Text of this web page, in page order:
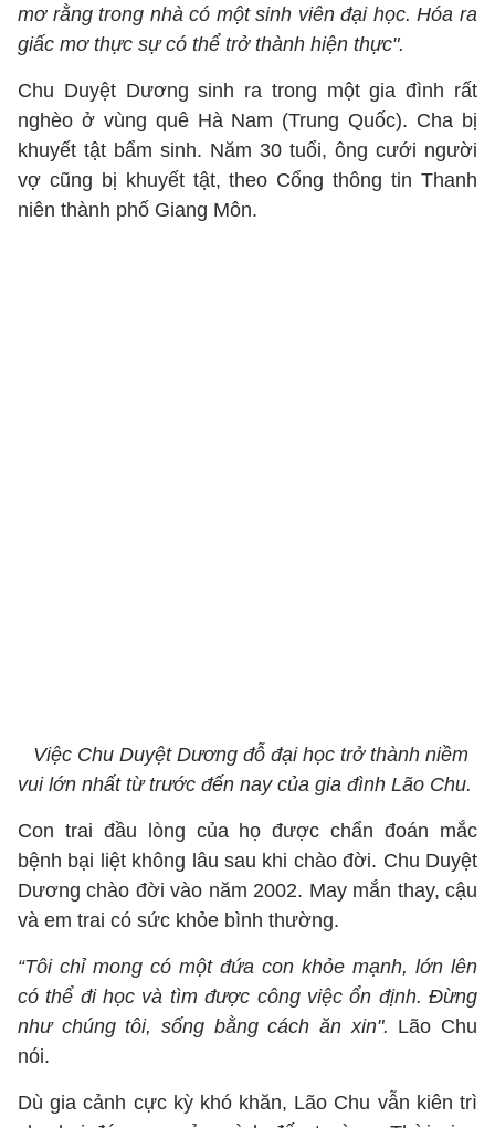
mơ rằng trong nhà có một sinh viên đại học. Hóa ra
giấc mơ thực sự có thể trở thành hiện thực".
Chu Duyệt Dương sinh ra trong một gia đình rất
nghèo ở vùng quê Hà Nam (Trung Quốc). Cha bị
khuyết tật bẩm sinh. Năm 30 tuổi, ông cưới người
vợ cũng bị khuyết tật, theo Cổng thông tin Thanh
niên thành phố Giang Môn.
Việc Chu Duyệt Dương đỗ đại học trở thành niềm
vui lớn nhất từ trước đến nay của gia đình Lão Chu.
Con trai đầu lòng của họ được chẩn đoán mắc
bệnh bại liệt không lâu sau khi chào đời. Chu Duyệt
Dương chào đời vào năm 2002. May mắn thay, cậu
và em trai có sức khỏe bình thường.
“Tôi chỉ mong có một đứa con khỏe mạnh, lớn lên
có thể đi học và tìm được công việc ổn định. Đừng
như chúng tôi, sống bằng cách ăn xin". Lão Chu
nói.
Dù gia cảnh cực kỳ khó khăn, Lão Chu vẫn kiên trì